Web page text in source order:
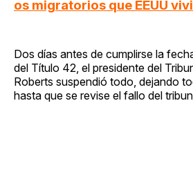
os migratorios que EEUU
Dos días antes de cumplirse la
del Título 42, el presidente del
Roberts suspendió todo, dejando
hasta que se revise el fallo del